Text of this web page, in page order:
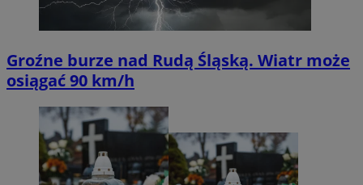
Groźne burze nad Rudą Śląską. Wiatr może
osiągać 90 km/h